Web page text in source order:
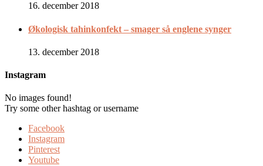
16. december 2018
Økologisk tahinkonfekt – smager så englene synger
13. december 2018
Instagram
No images found!
Try some other hashtag or username
Facebook
Instagram
Pinterest
Youtube